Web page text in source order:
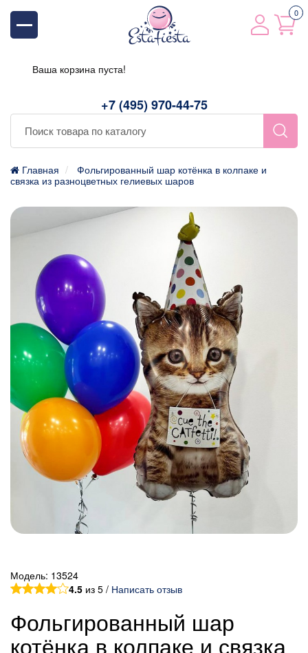
+7 (495) 970-44-75
0
Ваша корзина пуста!
Главная
Фольгированный шар котёнка в колпаке и
связка из разноцветных гелиевых шаров
Модель: 13524
4.5 из 5 / Написать отзыв
Фольгированный шар
котёнка в колпаке и связка